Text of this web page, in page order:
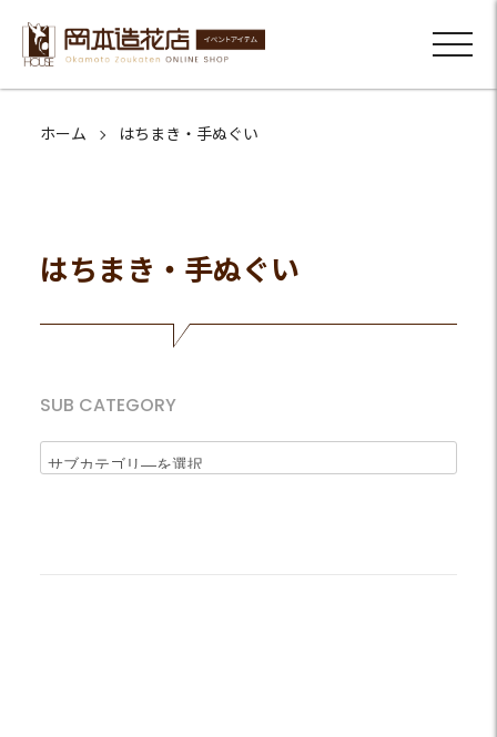
ホーム はちまき・手ぬぐい
はちまき・手ぬぐい
SUB CATEGORY